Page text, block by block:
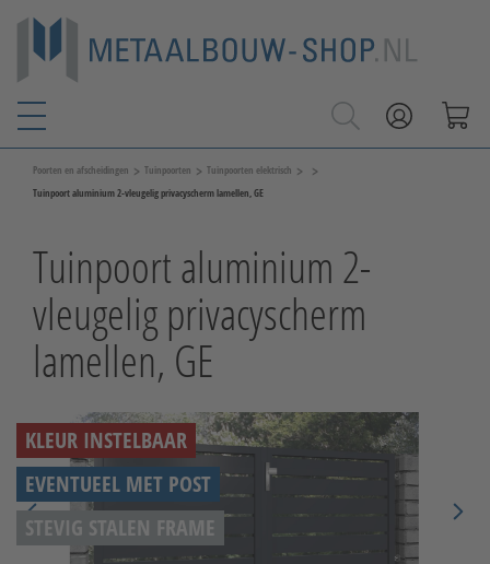
Poorten en afscheidingen > Tuinpoorten > Tuinpoorten elektrisch > >
Tuinpoort aluminium 2-vleugelig privacyscherm lamellen, GE
Tuinpoort aluminium 2-
vleugelig privacyscherm
lamellen, GE
KLEUR INSTELBAAR
EVENTUEEL MET POST
STEVIG STALEN FRAME